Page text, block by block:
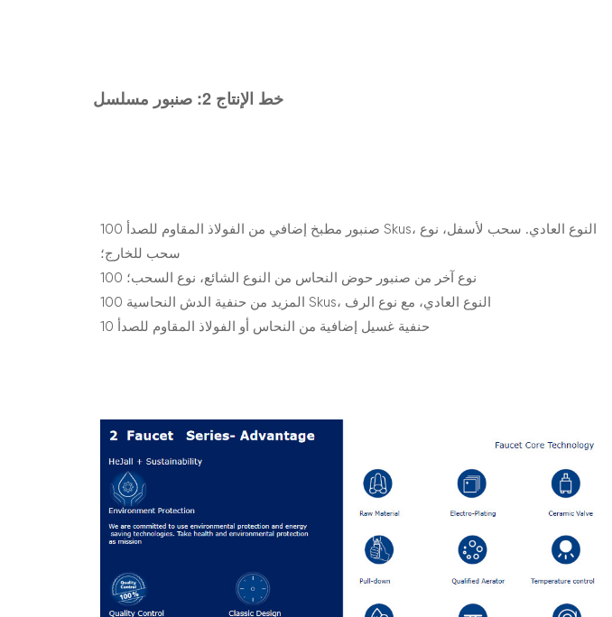
خط الإنتاج 2: صنبور مسلسل
100 صنبور مطبخ إضافي من الفولاذ المقاوم للصدأ Skus، النوع العادي. سحب لأسفل، نوع
سحب للخارج؛
100 نوع آخر من صنبور حوض النحاس من النوع الشائع، نوع السحب؛
100 المزيد من حنفية الدش النحاسية Skus، النوع العادي، مع نوع الرف
10 حنفية غسيل إضافية من النحاس أو الفولاذ المقاوم للصدأ